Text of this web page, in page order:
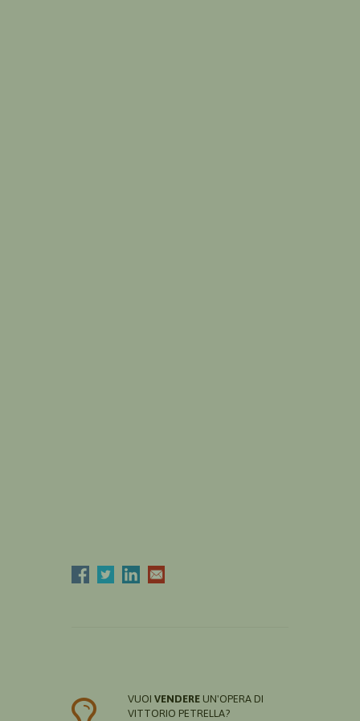
VUOI VENDERE UN'OPERA DI
VITTORIO PETRELLA?